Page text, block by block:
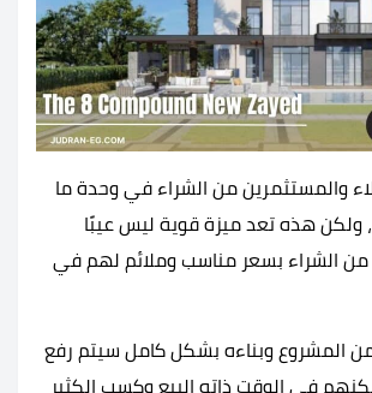
والمستثمرين من الشراء في وحدة ما
ولكن هذه تعد ميزة قوية ليس عيبًا
من الشراء بسعر مناسب وملائم لهم في
من المشروع وبناءه بشكل كامل سيتم رفع
في الوقت ذاته البيع وكسب الكثير